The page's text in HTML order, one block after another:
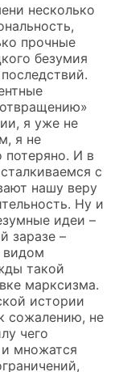
несколько
прочные
безумия
я уже не
я не
потеряно. И в
с
нашу веру
Ну и
идеи –
заразе –
видом
такой
марксизма.
истории
сожалению, не
чего
и множатся